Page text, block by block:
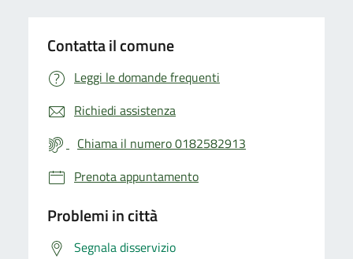
Contatta il comune
Leggi le domande frequenti
Richiedi assistenza
Chiama il numero 0182582913
Prenota appuntamento
Problemi in città
Segnala disservizio